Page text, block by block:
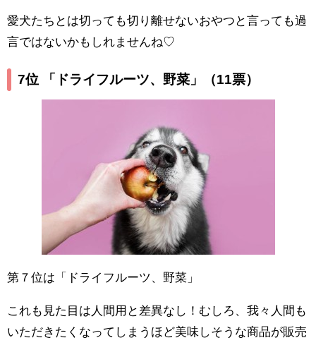
愛犬たちとは切っても切り離せないおやつと言っても過
言ではないかもしれませんね♡
7位 「ドライフルーツ、野菜」 （11票）
第７位は「ドライフルーツ、野菜」
これも見た目は人間用と差異なし！むしろ、我々人間も
いただきたくなってしまうほど美味しそうな商品が販売